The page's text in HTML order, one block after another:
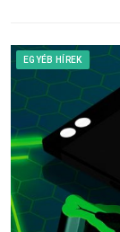
EGYÉB HÍREK